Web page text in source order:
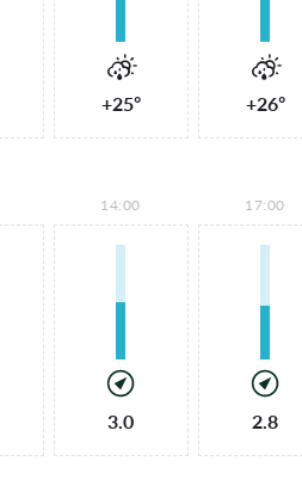
+25° +26°
14:00
3.0
17:00
2.8